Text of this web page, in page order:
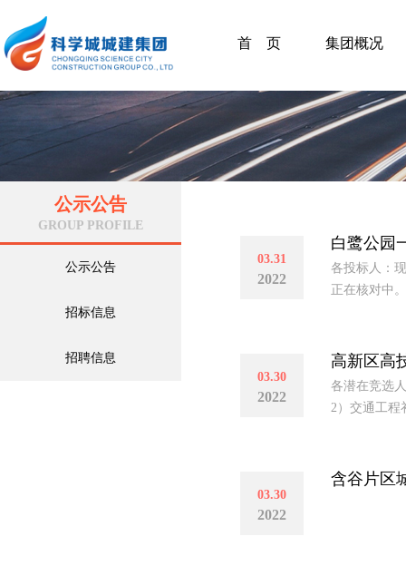
首 页 集团概况
公示公告
GROUP PROFILE
公示公告
招标信息
招聘信息
03.31
2022
白鹭公园
各投标人：
正在核对中
03.30
2022
高新区高
各潜在竞选
2）交通工程
03.30
2022
含谷片区